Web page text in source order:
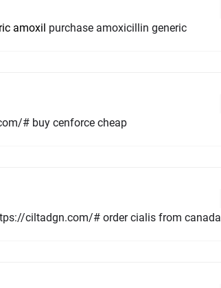
amoxil purchase amoxicillin generic
cenforce usa - https://cenforcers.com/# buy cenforce cheap
buy cialis without prescription - https://ciltadgn.com/# order cialis from canada